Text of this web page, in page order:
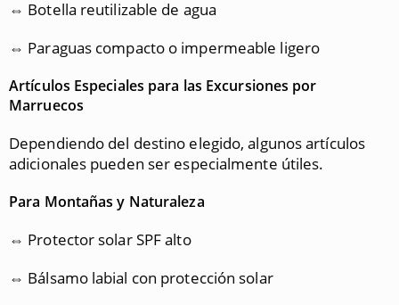
⇔ Botella reutilizable de agua
⇔ Paraguas compacto o impermeable ligero
Artículos Especiales para las Excursiones por
Marruecos
Dependiendo del destino elegido, algunos artículos
adicionales pueden ser especialmente útiles.
Para Montañas y Naturaleza
⇔ Protector solar SPF alto
⇔ Bálsamo labial con protección solar